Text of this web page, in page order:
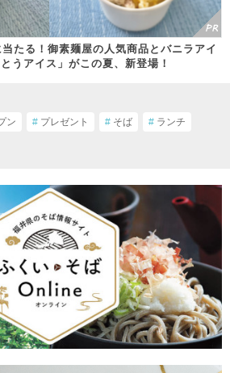
たる！御素麺屋の人気商品とバニラアイ
うアイス」がこの夏、新登場！
ン # プレゼント # そば # ランチ